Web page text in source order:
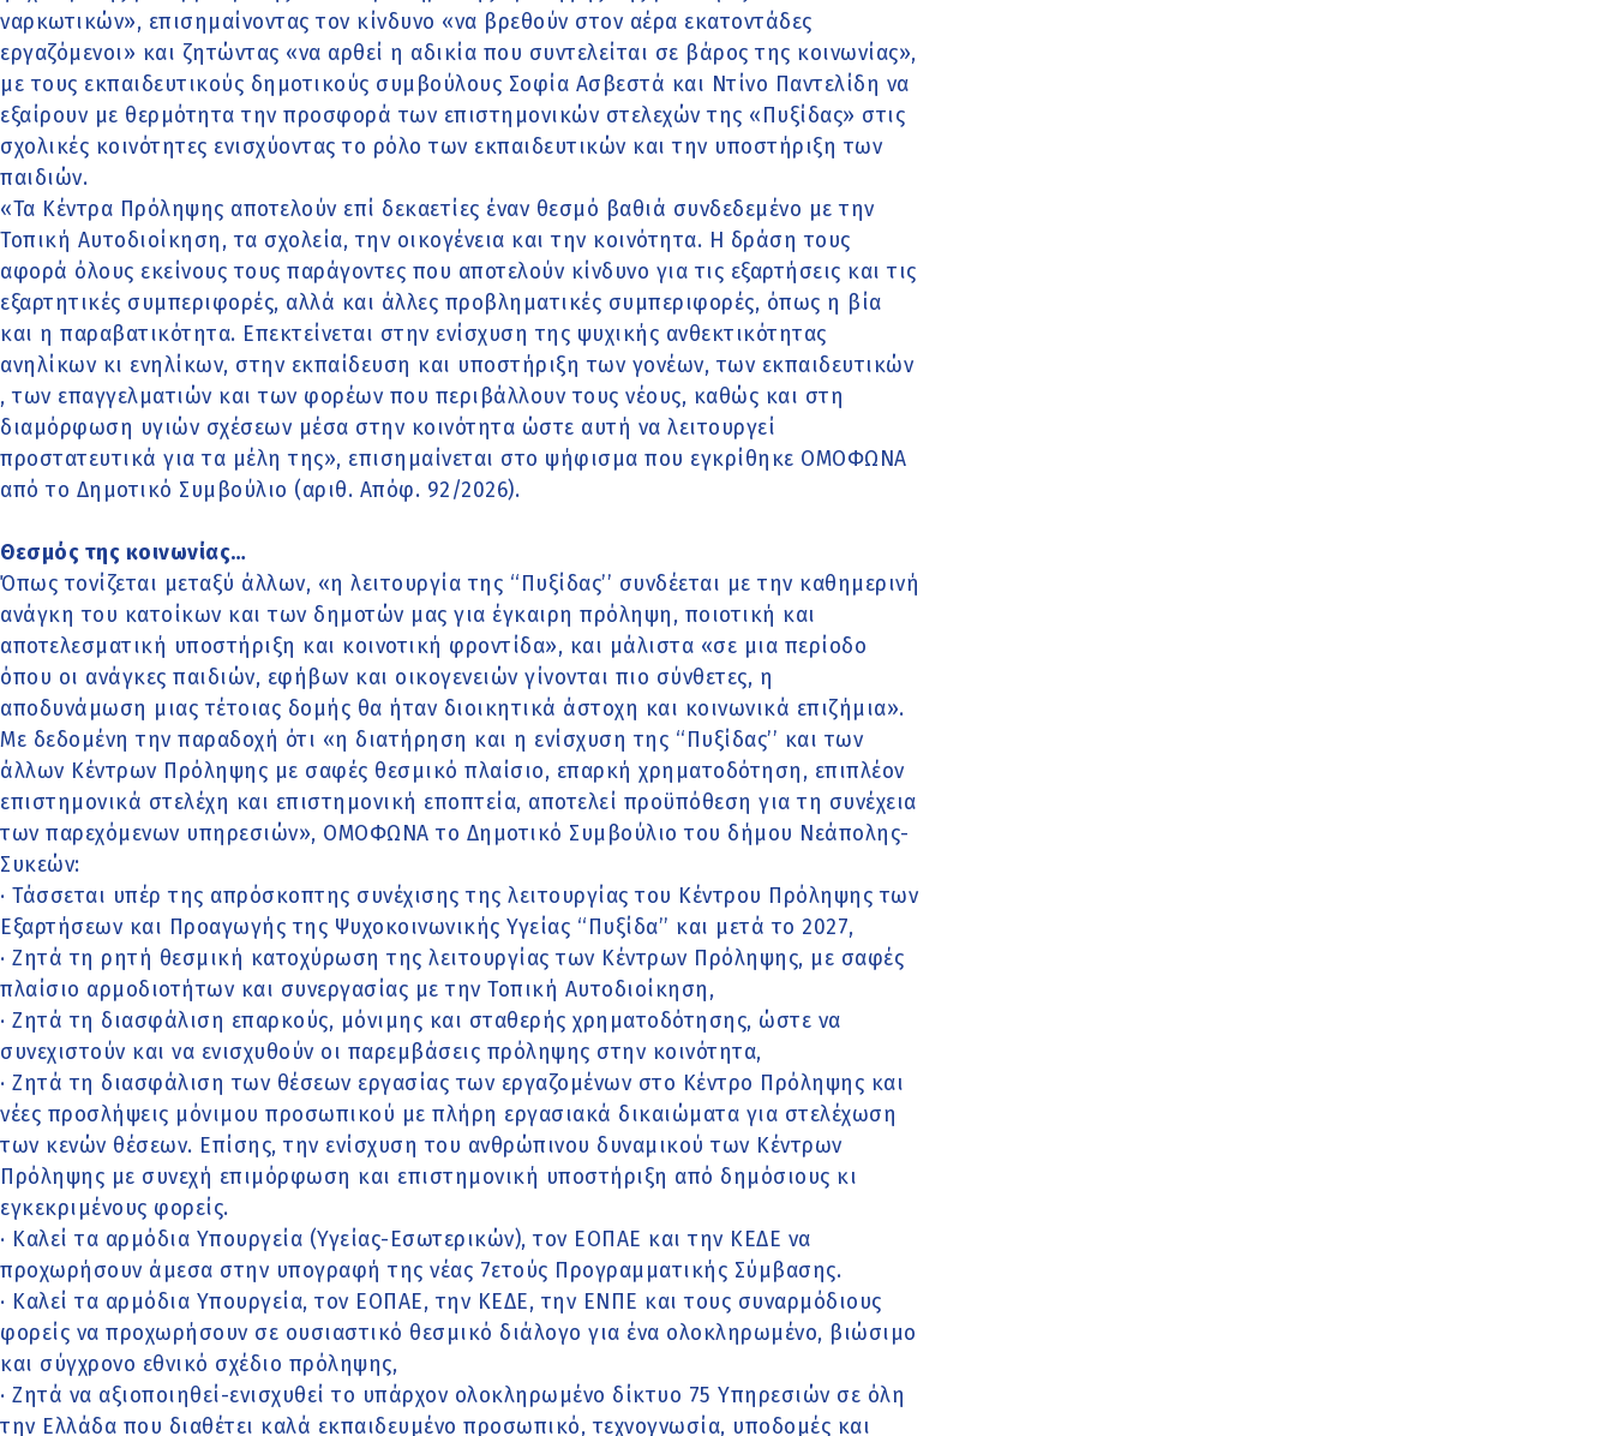
ναρκωτικών», επισημαίνοντας τον κίνδυνο «να βρεθούν στον αέρα εκατοντάδες
εργαζόμενοι» και ζητώντας «να αρθεί η αδικία που συντελείται σε βάρος της κοινωνίας»,
με τους εκπαιδευτικούς δημοτικούς συμβούλους Σοφία Ασβεστά και Ντίνο Παντελίδη να
εξαίρουν με θερμότητα την προσφορά των επιστημονικών στελεχών της «Πυξίδας» στις
σχολικές κοινότητες ενισχύοντας το ρόλο των εκπαιδευτικών και την υποστήριξη των
παιδιών.
«Τα Κέντρα Πρόληψης αποτελούν επί δεκαετίες έναν θεσμό βαθιά συνδεδεμένο με την
Τοπική Αυτοδιοίκηση, τα σχολεία, την οικογένεια και την κοινότητα. Η δράση τους
αφορά όλους εκείνους τους παράγοντες που αποτελούν κίνδυνο για τις εξαρτήσεις και τις
εξαρτητικές συμπεριφορές, αλλά και άλλες προβληματικές συμπεριφορές, όπως η βία
και η παραβατικότητα. Επεκτείνεται στην ενίσχυση της ψυχικής ανθεκτικότητας
ανηλίκων κι ενηλίκων, στην εκπαίδευση και υποστήριξη των γονέων, των εκπαιδευτικών
, των επαγγελματιών και των φορέων που περιβάλλουν τους νέους, καθώς και στη
διαμόρφωση υγιών σχέσεων μέσα στην κοινότητα ώστε αυτή να λειτουργεί
προστατευτικά για τα μέλη της», επισημαίνεται στο ψήφισμα που εγκρίθηκε ΟΜΟΦΩΝΑ
από το Δημοτικό Συμβούλιο (αριθ. Απόφ. 92/2026).
Θεσμός της κοινωνίας…
Όπως τονίζεται μεταξύ άλλων, «η λειτουργία της ‘‘Πυξίδας’’ συνδέεται με την καθημερινή
ανάγκη του κατοίκων και των δημοτών μας για έγκαιρη πρόληψη, ποιοτική και
αποτελεσματική υποστήριξη και κοινοτική φροντίδα», και μάλιστα «σε μια περίοδο
όπου οι ανάγκες παιδιών, εφήβων και οικογενειών γίνονται πιο σύνθετες, η
αποδυνάμωση μιας τέτοιας δομής θα ήταν διοικητικά άστοχη και κοινωνικά επιζήμια».
Με δεδομένη την παραδοχή ότι «η διατήρηση και η ενίσχυση της ‘‘Πυξίδας’’ και των
άλλων Κέντρων Πρόληψης με σαφές θεσμικό πλαίσιο, επαρκή χρηματοδότηση, επιπλέον
επιστημονικά στελέχη και επιστημονική εποπτεία, αποτελεί προϋπόθεση για τη συνέχεια
των παρεχόμενων υπηρεσιών», ΟΜΟΦΩΝΑ το Δημοτικό Συμβούλιο του δήμου Νεάπολης-
Συκεών:
· Τάσσεται υπέρ της απρόσκοπτης συνέχισης της λειτουργίας του Κέντρου Πρόληψης των
Εξαρτήσεων και Προαγωγής της Ψυχοκοινωνικής Υγείας ‘‘Πυξίδα’’ και μετά το 2027,
· Ζητά τη ρητή θεσμική κατοχύρωση της λειτουργίας των Κέντρων Πρόληψης, με σαφές
πλαίσιο αρμοδιοτήτων και συνεργασίας με την Τοπική Αυτοδιοίκηση,
· Ζητά τη διασφάλιση επαρκούς, μόνιμης και σταθερής χρηματοδότησης, ώστε να
συνεχιστούν και να ενισχυθούν οι παρεμβάσεις πρόληψης στην κοινότητα,
· Ζητά τη διασφάλιση των θέσεων εργασίας των εργαζομένων στο Κέντρο Πρόληψης και
νέες προσλήψεις μόνιμου προσωπικού με πλήρη εργασιακά δικαιώματα για στελέχωση
των κενών θέσεων. Επίσης, την ενίσχυση του ανθρώπινου δυναμικού των Κέντρων
Πρόληψης με συνεχή επιμόρφωση και επιστημονική υποστήριξη από δημόσιους κι
εγκεκριμένους φορείς.
· Καλεί τα αρμόδια Υπουργεία (Υγείας-Εσωτερικών), τον ΕΟΠΑΕ και την ΚΕΔΕ να
προχωρήσουν άμεσα στην υπογραφή της νέας 7ετούς Προγραμματικής Σύμβασης.
· Καλεί τα αρμόδια Υπουργεία, τον ΕΟΠΑΕ, την ΚΕΔΕ, την ΕΝΠΕ και τους συναρμόδιους
φορείς να προχωρήσουν σε ουσιαστικό θεσμικό διάλογο για ένα ολοκληρωμένο, βιώσιμο
και σύγχρονο εθνικό σχέδιο πρόληψης,
· Ζητά να αξιοποιηθεί-ενισχυθεί το υπάρχον ολοκληρωμένο δίκτυο 75 Υπηρεσιών σε όλη
την Ελλάδα που διαθέτει καλά εκπαιδευμένο προσωπικό, τεχνογνωσία, υποδομές και